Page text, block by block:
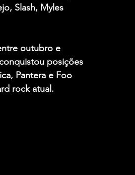
Slash, Myles
outubro e
posições
Pantera e Foo
rock atual.